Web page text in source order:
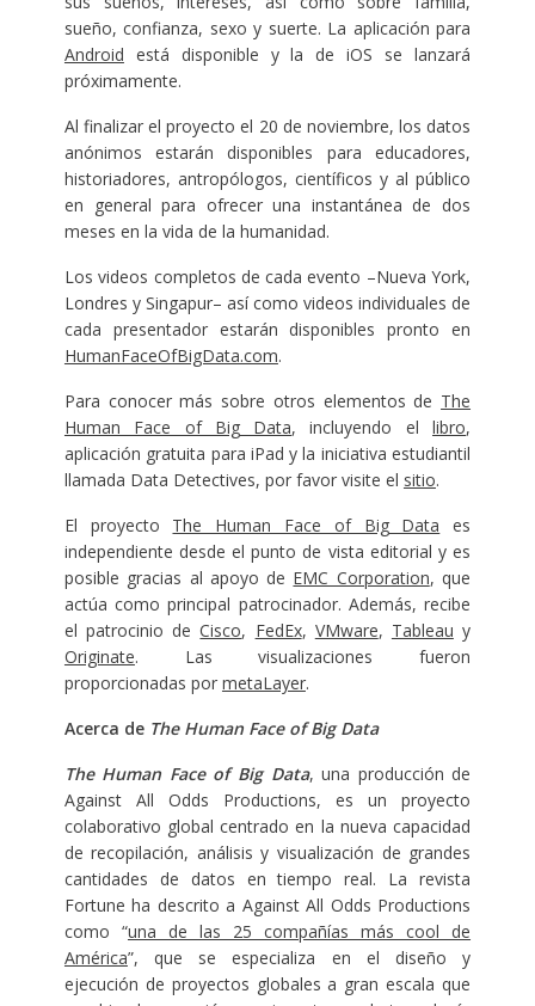
sueño, confianza, sexo y suerte. La aplicación para
Android está disponible y la de iOS se lanzará
próximamente.
Al finalizar el proyecto el 20 de noviembre, los datos
anónimos estarán disponibles para educadores,
historiadores, antropólogos, científicos y al público
en general para ofrecer una instantánea de dos
meses en la vida de la humanidad.
Los videos completos de cada evento –Nueva York,
Londres y Singapur– así como videos individuales de
cada presentador estarán disponibles pronto en
HumanFaceOfBigData.com.
Para conocer más sobre otros elementos de The
Human Face of Big Data, incluyendo ellibro,
aplicación gratuita para iPad y la iniciativa estudiantil
llamada Data Detectives, por favor visite el sitio.
El proyecto The Human Face of Big Data es
independiente desde el punto de vista editorial y es
posible gracias al apoyo de EMC Corporation, que
actúa como principal patrocinador. Además, recibe
el patrocinio deCisco, FedEx, VMware, Tableau y
Originate. Las visualizaciones fueron
proporcionadas por metaLayer.
Acerca de The Human Face of Big Data
The Human Face of Big Data, una producción de
Against All Odds Productions, es un proyecto
colaborativo global centrado en la nueva capacidad
de recopilación, análisis y visualización de grandes
cantidades de datos en tiempo real. La revista
Fortune ha descrito a Against All Odds Productions
como “una de las 25 compañías más cool de
América”, que se especializa en el diseño y
ejecución de proyectos globales a gran escala que